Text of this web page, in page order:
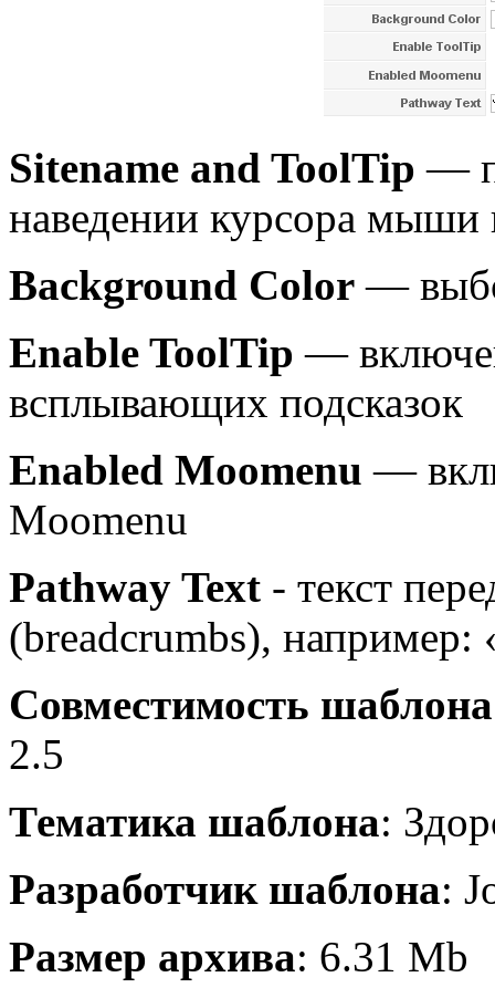
Sitename and ToolTip —
наведении курсора мыши
Background Color —
Enable ToolTip —
всплывающих подсказок
Enabled Moomenu —
Moomenu
Pathway Text - текст
(breadcrumbs), например:
Совместимость шаблона
2.5
Тематика шаблона:
Разработчик шаблона:
Размер архива: 6.31 Mb